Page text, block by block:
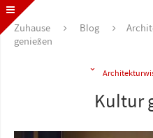
Zuhause Blog
genießen
Kultur